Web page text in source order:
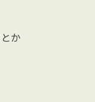
とか